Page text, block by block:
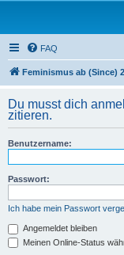
FAQ
Feminismus ab (Since)
Du musst dich
zitieren.
Benutzername:
Passwort:
Ich habe mein Passwort
Angemeldet bleiben
Meinen Online-Status